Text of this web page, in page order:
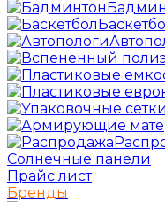
Солнечные панели
Прайс лист
Бренды